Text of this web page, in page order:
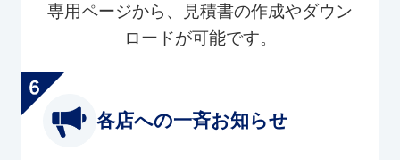
専用ページから、見積書の作成やダウン
ロードが可能です。
各店への一斉お知らせ